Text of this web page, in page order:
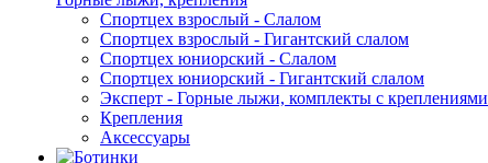
Спортцех взрослый - Слалом
Спортцех взрослый - Гигантский слалом
Спортцех юниорский - Слалом
Спортцех юниорский - Гигантский слалом
Эксперт - Горные лыжи, комплекты с креплениями
Крепления
Аксессуары